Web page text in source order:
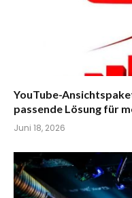
YouTube-
passende Lösung für
Juni 18, 2026